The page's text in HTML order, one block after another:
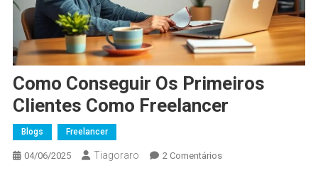
Como Conseguir Os Primeiros
Clientes Como Freelancer
Blogs Freelancer
04/06/2025 Tiagoraro 2 ComentáriosEm